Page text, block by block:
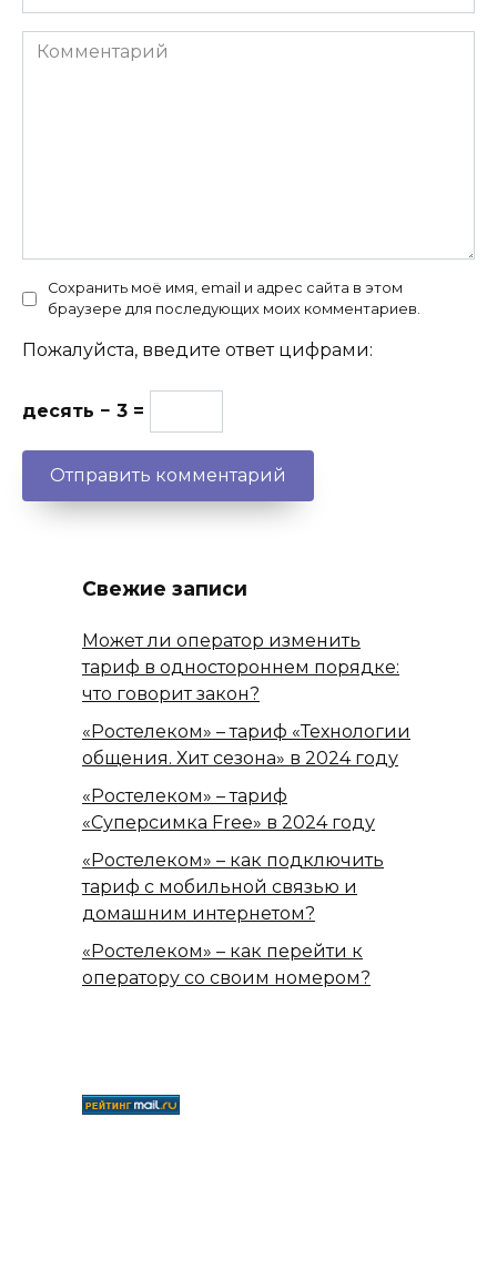
Комментарий
Сохранить моё имя, email и адрес сайта в этом
браузере для последующих моих комментариев.
Пожалуйста, введите ответ цифрами:
десять − 3 =
Свежие записи
Может ли оператор изменить
тариф в одностороннем порядке:
что говорит закон?
«Ростелеком» – тариф «Технологии
общения. Хит сезона» в 2024 году
«Ростелеком» – тариф
«Суперсимка Free» в 2024 году
«Ростелеком» – как подключить
тариф с мобильной связью и
домашним интернетом?
«Ростелеком» – как перейти к
оператору со своим номером?